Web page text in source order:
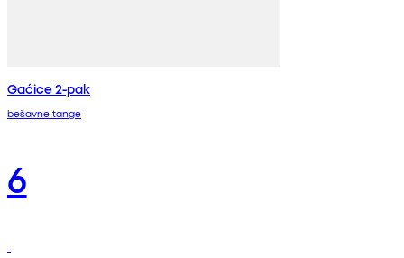
Gaćice 2-pak
bešavne tange
6